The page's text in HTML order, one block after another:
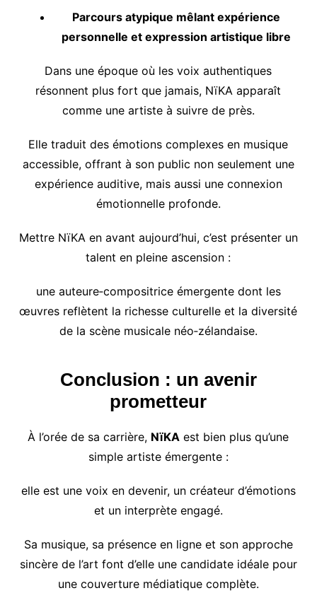
Parcours atypique mêlant expérience
personnelle et expression artistique libre
Dans une époque où les voix authentiques
résonnent plus fort que jamais, NïKA apparaît
comme une artiste à suivre de près.
Elle traduit des émotions complexes en musique
accessible, offrant à son public non seulement une
expérience auditive, mais aussi une connexion
émotionnelle profonde.
Mettre NïKA en avant aujourd’hui, c’est présenter un
talent en pleine ascension :
une auteure‑compositrice émergente dont les
œuvres reflètent la richesse culturelle et la diversité
de la scène musicale néo‑zélandaise.
Conclusion : un avenir
prometteur
À l’orée de sa carrière, NïKA est bien plus qu’une
simple artiste émergente :
elle est une voix en devenir, un créateur d’émotions
et un interprète engagé.
Sa musique, sa présence en ligne et son approche
sincère de l’art font d’elle une candidate idéale pour
une couverture médiatique complète.